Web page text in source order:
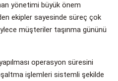
yönetimi büyük önem
ekipler sayesinde süreç çok
müşteriler taşınma gününü
operasyon süresini
işlemleri sistemli şekilde